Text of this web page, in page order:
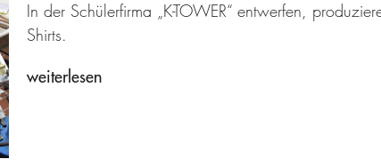
In der Schülerfirma „K-TOWER“ entwerfen,
Shirts.
weiterlesen